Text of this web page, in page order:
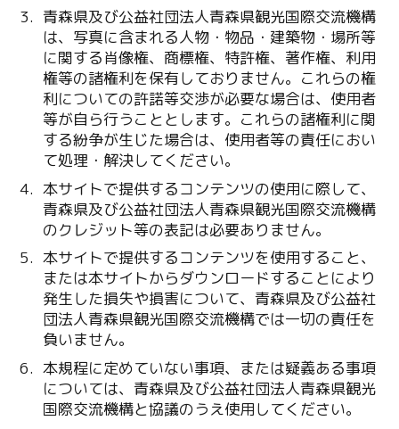
青森県及び公益社団法人青森県観光国際交流機構
は、写真に含まれる人物・物品・建築物・場所等
に関する肖像権、商標権、特許権、著作権、利用
権等の諸権利を保有しておりません。これらの権
利についての許諾等交渉が必要な場合は、使用者
等が自ら行うこととします。これらの諸権利に関
する紛争が生じた場合は、使用者等の責任におい
て処理・解決してください。
本サイトで提供するコンテンツの使用に際して、
青森県及び公益社団法人青森県観光国際交流機構
のクレジット等の表記は必要ありません。
本サイトで提供するコンテンツを使用すること、
または本サイトからダウンロードすることにより
発生した損失や損害について、青森県及び公益社
団法人青森県観光国際交流機構では一切の責任を
負いません。
本規程に定めていない事項、または疑義ある事項
については、青森県及び公益社団法人青森県観光
国際交流機構と協議のうえ使用してください。